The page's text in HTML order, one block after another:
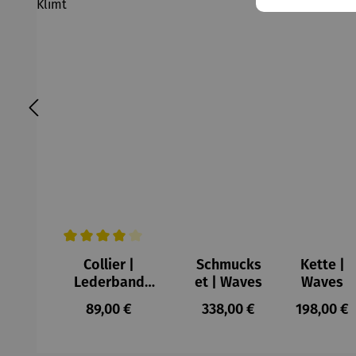
Durchschnittliche Bewertung von 4 von 5 Sternen
Collier |
Lederband
Lebensbaum –
Gustav Klimt
Regulärer Preis:
89,00 €
Schmucks
et | Waves
Regulärer Preis:
338,00 €
Kette |
Waves
Regulärer
198,00 €